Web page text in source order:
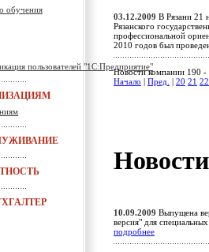
обучения
пользователей "1С:Предприятие"
03.12.2009 В Рязани 21
Рязанского
профессиональной
2010 годов был
Новости компании 190 -
Начало
Пред. 20 21 22
10.09.2009 Выпущена
версия" для
подробнее